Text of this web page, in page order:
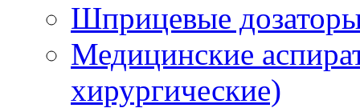
Шприцевые
Медицинские
хирургические)